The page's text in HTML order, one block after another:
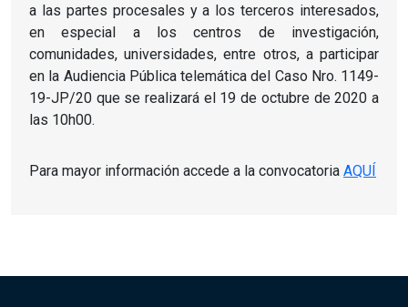
a las partes procesales y a los terceros interesados,
en especial a los centros de investigación,
comunidades, universidades, entre otros, a participar
en la Audiencia Pública telemática del Caso Nro. 1149-
19-JP/20 que se realizará el 19 de octubre de 2020 a
las 10h00.
Para mayor información accede a la convocatoria AQUÍ